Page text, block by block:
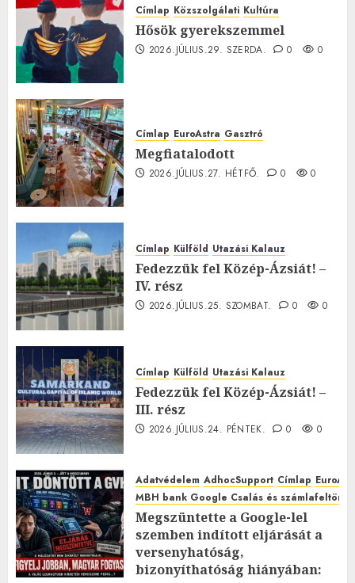
Címlap Közszolgálati Kultúra
Hősök gyerekszemmel
2026.JÚLIUS.29. SZERDA. 0 0
Címlap EuroAstra Gasztró
Megfiatalodott
2026.JÚLIUS.27. HÉTFŐ. 0 0
Címlap Külföld Utazási Kalauz
Fedezzük fel Közép-Ázsiát! –
IV. rész
2026.JÚLIUS.25. SZOMBAT. 0 0
Címlap Külföld Utazási Kalauz
Fedezzük fel Közép-Ázsiát! –
III. rész
2026.JÚLIUS.24. PÉNTEK. 0 0
Adatvédelem AdhocSupport Címlap
MBH bank Google Csalás és
Megszüntette a Google-lel
szemben indított eljárását a
versenyhatóság,
bizonyíthatóság hiányában: